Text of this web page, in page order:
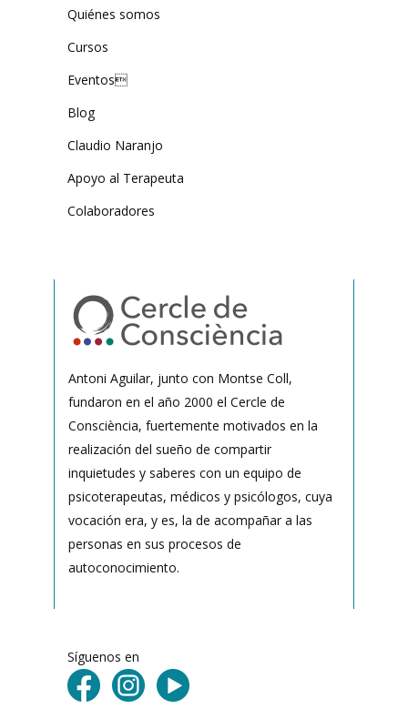
Quiénes somos
Cursos
Eventos
Blog
Claudio Naranjo
Apoyo al Terapeuta
Colaboradores
Antoni Aguilar, junto con Montse Coll,
fundaron en el año 2000 el Cercle de
Consciència, fuertemente motivados en la
realización del sueño de compartir
inquietudes y saberes con un equipo de
psicoterapeutas, médicos y psicólogos, cuya
vocación era, y es, la de acompañar a las
personas en sus procesos de
autoconocimiento.
Síguenos en